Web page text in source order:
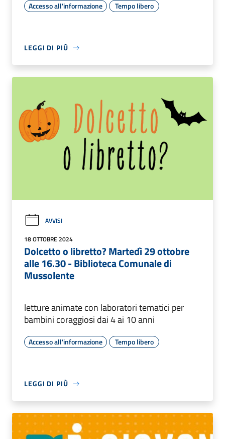
Accesso all'informazione Tempo libero
LEGGI DI PIÙ
AVVISI
18 OTTOBRE 2024
Dolcetto o libretto? Martedì 29 ottobre
alle 16.30 - Biblioteca Comunale di
Mussolente
letture animate con laboratori tematici per
bambini coraggiosi dai 4 ai 10 anni
Accesso all'informazione Tempo libero
LEGGI DI PIÙ